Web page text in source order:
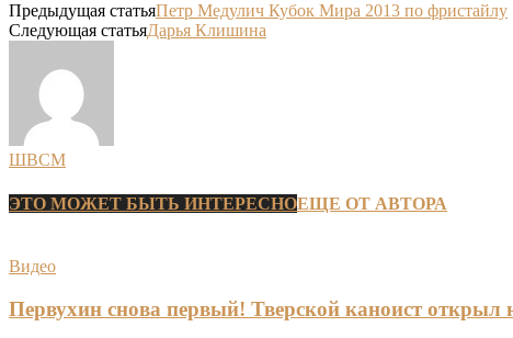
Предыдущая статьяПетр Медулич Кубок Мира 2013 по фристайлу
Следующая статьяДарья Клишина
ШВСМ
ЭТО МОЖЕТ БЫТЬ ИНТЕРЕСНОЕЩЕ ОТ АВТОРА
Видео
Первухин снова первый! Тверской каноист открыл